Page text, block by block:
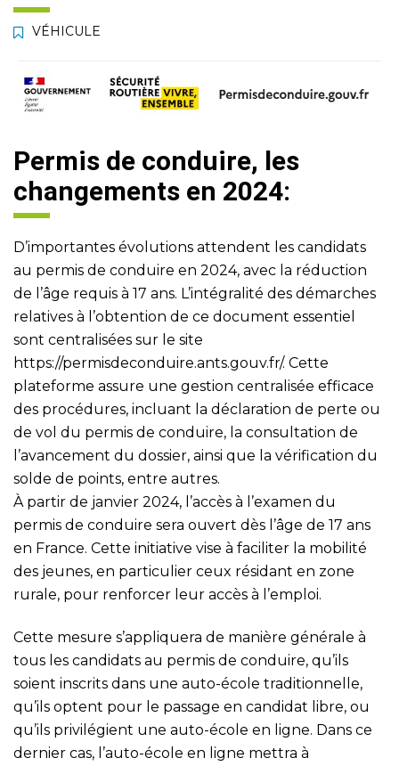
VÉHICULE
Permis de conduire, les
changements en 2024:
D’importantes évolutions attendent les candidats
au permis de conduire en 2024, avec la réduction
de l’âge requis à 17 ans. L’intégralité des démarches
relatives à l’obtention de ce document essentiel
sont centralisées sur le site
https://permisdeconduire.ants.gouv.fr/. Cette
plateforme assure une gestion centralisée efficace
des procédures, incluant la déclaration de perte ou
de vol du permis de conduire, la consultation de
l’avancement du dossier, ainsi que la vérification du
solde de points, entre autres.
À partir de janvier 2024, l’accès à l’examen du
permis de conduire sera ouvert dès l’âge de 17 ans
en France. Cette initiative vise à faciliter la mobilité
des jeunes, en particulier ceux résidant en zone
rurale, pour renforcer leur accès à l’emploi.
Cette mesure s’appliquera de manière générale à
tous les candidats au permis de conduire, qu’ils
soient inscrits dans une auto-école traditionnelle,
qu’ils optent pour le passage en candidat libre, ou
qu’ils privilégient une auto-école en ligne. Dans ce
dernier cas, l’auto-école en ligne mettra à